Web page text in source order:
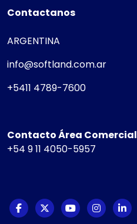
Contactanos
ARGENTINA
info@softland.com.ar
+5411 4789-7600
Contacto Área Comercial
+54 9 11 4050-5957